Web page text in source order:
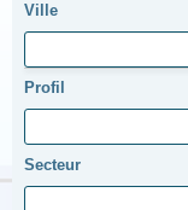
Ville
Profil
Secteur